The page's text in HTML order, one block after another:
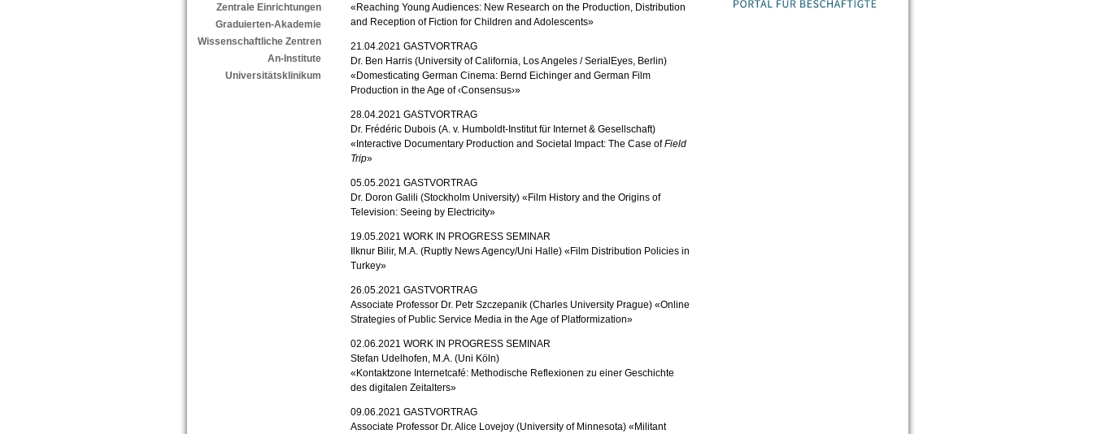
Zentrale Einrichtungen
Graduierten-Akademie
Wissenschaftliche Zentren
An-Institute
Universitätsklinikum
«Reaching Young Audiences: New Research on the Production, Distribution
and Reception of Fiction for Children and Adolescents»
21.04.2021 GASTVORTRAG
Dr. Ben Harris (University of California, Los Angeles / SerialEyes, Berlin)
«Domesticating German Cinema: Bernd Eichinger and German Film
Production in the Age of ‹Consensus›»
28.04.2021 GASTVORTRAG
Dr. Frédéric Dubois (A. v. Humboldt-Institut für Internet & Gesellschaft)
«Interactive Documentary Production and Societal Impact: The Case ofField
Trip»
05.05.2021 GASTVORTRAG
Dr. Doron Galili (Stockholm University) «Film History and the Origins of
Television: Seeing by Electricity»
19.05.2021 WORK N PROGRESS SEMINAR
Ilknur Bilir, M.A. (Ruptly News Agency/Uni Halle) «Film Distribution Policies in
Turkey»
26.05.2021 GASTVORTRAG
Associate Professor Dr. Petr Szczepanik (Charles University Prague) «Online
Strategies of Public Service Media in the Age of Platformization»
02.06.2021 WORK N PROGRESS SEMINAR
Stefan Udelhofen, M.A. (Uni Köln)
«Kontaktzone Internetcafé: Methodische Reflexionen zu einer Geschichte
des digitalen Zeitalters»
09.06.2021 GASTVORTRAG
Associate Professor Dr. Alice Lovejoy (University of Minnesota) «Militant